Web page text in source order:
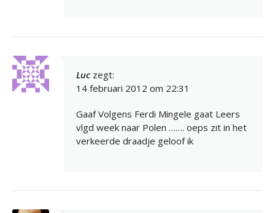
Luc zegt:
14 februari 2012 om 22:31
Gaaf Volgens Ferdi Mingele gaat Leers
vlgd week naar Polen ……. oeps zit in het
verkeerde draadje geloof ik